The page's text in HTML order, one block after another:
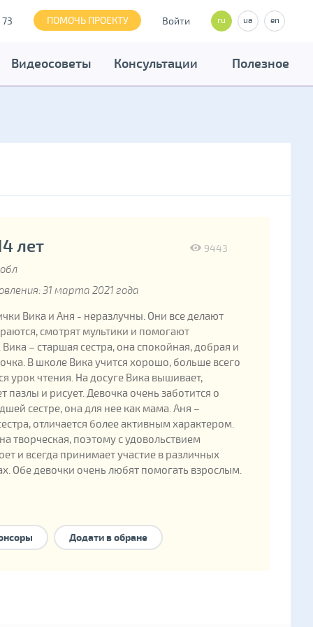
ПОМОЧЬ ПРОЕКТУ Войти ru ua en
Видеосоветы Консультации Полезное
9443
лет
31 марта 2021 года
Вика и Аня - неразлучны. Они все делают
смотрят мультики и помогают
– старшая сестра, она спокойная, добрая и
В школе Вика учится хорошо, больше всего
урок чтения. На досуге Вика вышивает,
пазлы и рисует. Девочка очень заботится о
сестре, она для нее как мама. Аня –
отличается более активным характером.
творческая, поэтому с удовольствием
и всегда принимает участие в различных
Обе девочки очень любят помогать взрослым.
данные Додати в обране